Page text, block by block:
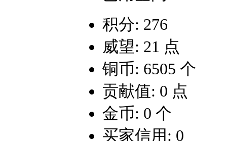
积分: 276
威望: 21 点
铜币: 6505 个
贡献值: 0 点
金币: 0 个
买家信用: 0